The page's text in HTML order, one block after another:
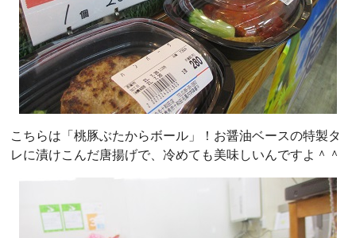
こちらは「桃豚ぶたからボール」！お醤油ベースの特製タ
レに漬けこんだ唐揚げで、冷めても美味しいんですよ＾＾